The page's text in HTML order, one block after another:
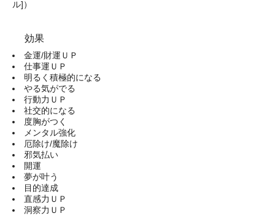
ル]）
効果
金運/財運ＵＰ
仕事運ＵＰ
明るく積極的になる
やる気がでる
行動力ＵＰ
社交的になる
度胸がつく
メンタル強化
厄除け/魔除け
邪気払い
開運
夢が叶う
目的達成
直感力ＵＰ
洞察力ＵＰ